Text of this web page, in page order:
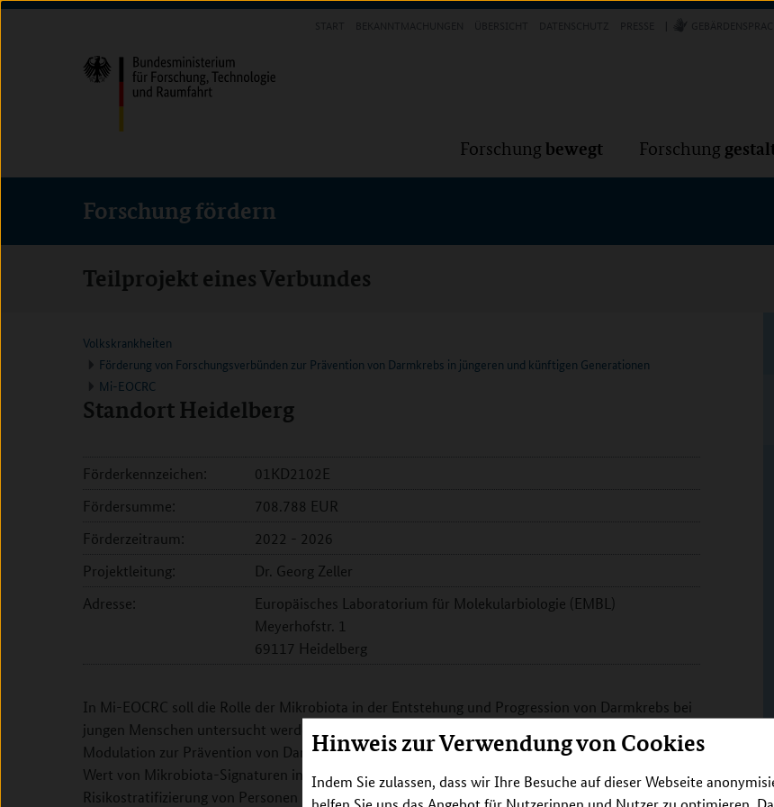
Hinweis zur Verwendung von Cookies
Indem Sie zulassen, dass wir Ihre Besuche auf dieser Webseite
Direkt
(Eingabetaste)
Direkt
(Eingabetaste)
Direkt
(Eingabetaste)
Forschung bewegt Forschung
Forschung fördern
Teilprojekt eines Verbundes
Volkskrankheiten
Förderung von Forschungsverbünden zur Prävention von Darmkrebs in jüngeren und künftigen Generationen
Mi-EOCRC
Standort Heidelberg
Förderkennzeichen:
01KD2102E
Fördersumme:
708.788 EUR
Förderzeitraum:
2022 - 2026
Projektleitung:
Dr. Georg Zeller
Adresse:
Europäisches Laboratorium für Molekularbiologie (EMBL)
Meyerhofstr. 1
69117 Heidelberg
In Mi-EOCRC soll die Rolle der Mikrobiota in der Entstehung und Progression von Darmkrebs bei
jungen Menschen untersucht werden und Strategien einer therapeutischen Mikrobiota-
Modulation zur Prävention von Darmkrebs entwickelt werden. Konkret soll der diagnostische
Wert von Mikrobiota-Signaturen in der Früherkennung von Darmkrebs sowie der
Risikostratifizierung von Personen mit diätetischen oder familiären Risikofaktoren untersucht
Forschung